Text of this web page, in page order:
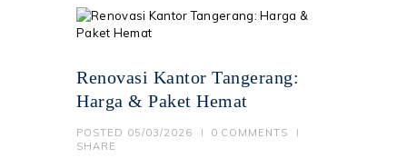
Renovasi Kantor Tangerang:
Harga & Paket Hemat
POSTED 05/03/2026 0 COMMENTS
SHARE